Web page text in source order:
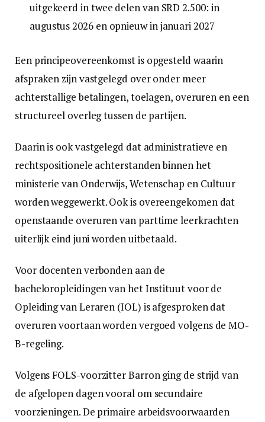
uitgekeerd in twee delen van SRD 2.500: in
augustus 2026 en opnieuw in januari 2027
Een principeovereenkomst is opgesteld waarin
afspraken zijn vastgelegd over onder meer
achterstallige betalingen, toelagen, overuren en een
structureel overleg tussen de partijen.
Daarin is ook vastgelegd dat administratieve en
rechtspositionele achterstanden binnen het
ministerie van Onderwijs, Wetenschap en Cultuur
worden weggewerkt. Ook is overeengekomen dat
openstaande overuren van parttime leerkrachten
uiterlijk eind juni worden uitbetaald.
Voor docenten verbonden aan de
bacheloropleidingen van het Instituut voor de
Opleiding van Leraren (IOL) is afgesproken dat
overuren voortaan worden vergoed volgens de MO-
B-regeling.
Volgens FOLS-voorzitter Barron ging de strijd van
de afgelopen dagen vooral om secundaire
voorzieningen. De primaire arbeidsvoorwaarden